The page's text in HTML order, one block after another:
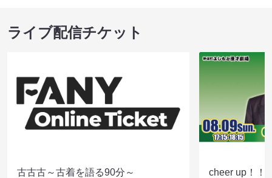
ライブ配信チケット
古古古～古着を語る90分～
cheer up！